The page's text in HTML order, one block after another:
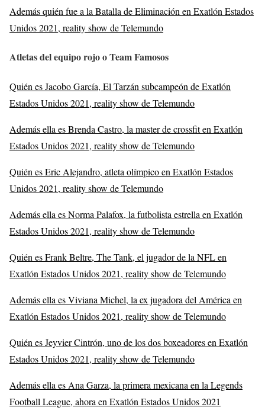
Además quién fue a la Batalla de Eliminación en Exatlón Estados
Unidos 2021, reality show de Telemundo
Atletas del equipo rojo o Team Famosos
Quién es Jacobo García, El Tarzán subcampeón de Exatlón
Estados Unidos 2021, reality show de Telemundo
Además ella es Brenda Castro, la master de crossfit en Exatlón
Estados Unidos 2021, reality show de Telemundo
Quién es Eric Alejandro, atleta olímpico en Exatlón Estados
Unidos 2021, reality show de Telemundo
Además ella es Norma Palafox, la futbolista estrella en Exatlón
Estados Unidos 2021, reality show de Telemundo
Quién es Frank Beltre, The Tank, el jugador de la NFL en
Exatlón Estados Unidos 2021, reality show de Telemundo
Además ella es Viviana Michel, la ex jugadora del América en
Exatlón Estados Unidos 2021, reality show de Telemundo
Quién es Jeyvier Cintrón, uno de los dos boxeadores en Exatlón
Estados Unidos 2021, reality show de Telemundo
Además ella es Ana Garza, la primera mexicana en la Legends
Football League, ahora en Exatlón Estados Unidos 2021